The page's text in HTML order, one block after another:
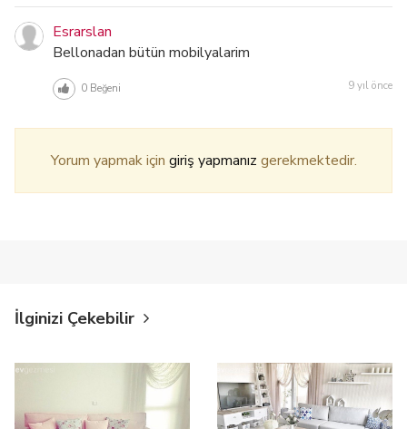
Esrarslan
Bellonadan bütün mobilyalarim
0Beğeni 9 yıl önce
Yorum yapmak için giriş yapmanız gerekmektedir.
İlginizi Çekebilir